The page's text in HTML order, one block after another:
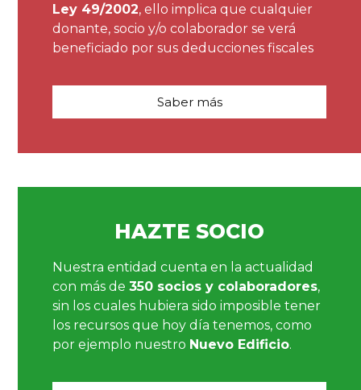
Ley 49/2002, ello implica que cualquier
donante, socio y/o colaborador se verá
beneficiado por sus deducciones fiscales
Saber más
HAZTE SOCIO
Nuestra entidad cuenta en la actualidad
con más de 350 socios y colaboradores,
sin los cuales hubiera sido imposible tener
los recursos que hoy día tenemos, como
por ejemplo nuestro Nuevo Edificio.